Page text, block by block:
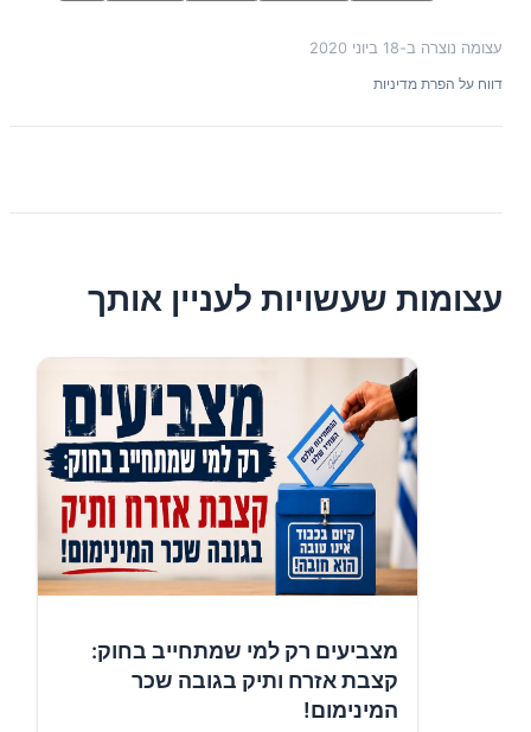
עצומה נוצרה ב-18 ביוני 2020
דווח על הפרת מדיניות
עצומות שעשויות לעניין אותך
מצביעים רק למי שמתחייב בחוק:
קצבת אזרח ותיק בגובה שכר
המינימום!